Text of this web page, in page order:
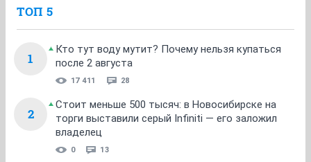
ТОП 5
1
Кто тут воду мутит? Почему нельзя купаться
после 2 августа
17 411 28
2
Стоит меньше 500 тысяч: в Новосибирске на
торги выставили серый Infiniti — его заложил
владелец
0 13